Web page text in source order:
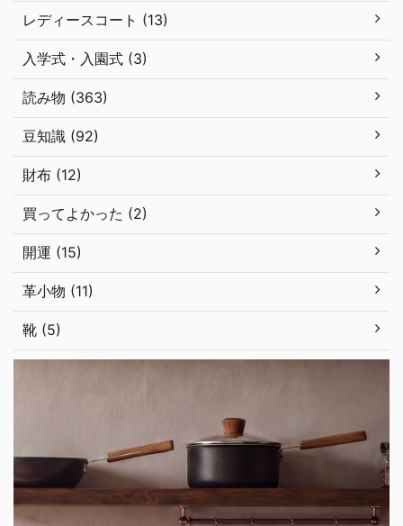
レディースコート (13)
入学式・入園式 (3)
読み物 (363)
豆知識 (92)
財布 (12)
買ってよかった (2)
開運 (15)
革小物 (11)
靴 (5)